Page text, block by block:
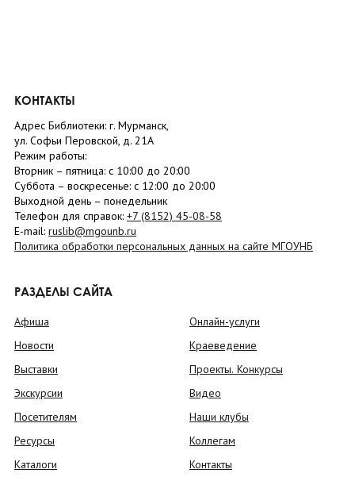
КОНТАКТЫ
Адрес Библиотеки: г. Мурманск,
ул. Софьи Перовской, д. 21А
Режим работы:
Вторник – пятница: с 10:00 до 20:00
Суббота – воскресенье: c 12:00 до 20:00
Выходной день – понедельник
Телефон для справок: +7 (8152) 45-08-58
E-mail: ruslib@mgounb.ru
Политика обработки персональных данных на сайте МГОУНБ
РАЗДЕЛЫ САЙТА
Афиша
Новости
Выставки
Экскурсии
Посетителям
Ресурсы
Каталоги
Онлайн-услуги
Краеведение
Проекты. Конкурсы
Видео
Наши клубы
Коллегам
Контакты